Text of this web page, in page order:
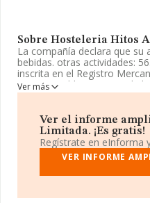
Sobre Hosteleria Hitos
La compañía declara que su
bebidas. otras actividades:
inscrita en el Registro
como 'Establecimientos de
y/o exportación.
La empresa española
B44994143, está situada en
en Jaén, Andalucía.
En base a la información de
nacional la facturación
la información relativa a la
Ver más
Ver el informe
Limitada. ¡Es gratis!
Regístrate en eInforma
VER INFORME